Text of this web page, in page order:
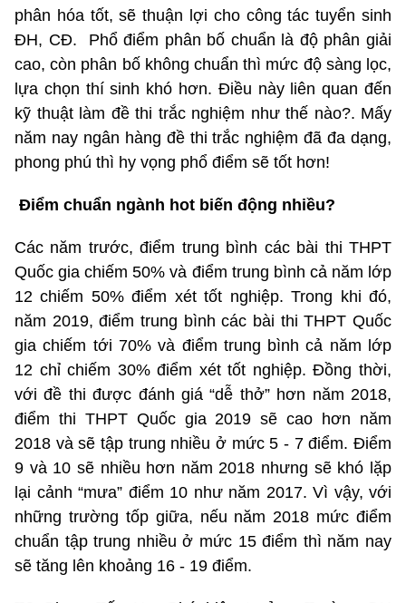
phân hóa tốt, sẽ thuận lợi cho công tác tuyển sinh
ĐH, CĐ. Phổ điểm phân bố chuẩn là độ phân giải
cao, còn phân bố không chuẩn thì mức độ sàng lọc,
lựa chọn thí sinh khó hơn. Điều này liên quan đến
kỹ thuật làm đề thi trắc nghiệm như thế nào?. Mấy
năm nay ngân hàng đề thi trắc nghiệm đã đa dạng,
phong phú thì hy vọng phổ điểm sẽ tốt hơn!
Điểm chuẩn ngành hot biến động nhiều?
Các năm trước, điểm trung bình các bài thi THPT
Quốc gia chiếm 50% và điểm trung bình cả năm lớp
12 chiếm 50% điểm xét tốt nghiệp. Trong khi đó,
năm 2019, điểm trung bình các bài thi THPT Quốc
gia chiếm tới 70% và điểm trung bình cả năm lớp
12 chỉ chiếm 30% điểm xét tốt nghiệp. Đồng thời,
với đề thi được đánh giá “dễ thở” hơn năm 2018,
điểm thi THPT Quốc gia 2019 sẽ cao hơn năm
2018 và sẽ tập trung nhiều ở mức 5 - 7 điểm. Điểm
9 và 10 sẽ nhiều hơn năm 2018 nhưng sẽ khó lặp
lại cảnh “mưa” điểm 10 như năm 2017. Vì vậy, với
những trường tốp giữa, nếu năm 2018 mức điểm
chuẩn tập trung nhiều ở mức 15 điểm thì năm nay
sẽ tăng lên khoảng 16 - 19 điểm.